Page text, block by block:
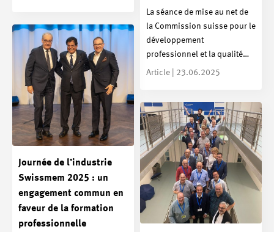
La séance de mise au net de
la Commission suisse pour le
développement
professionnel et la qualité…
Article | 23.06.2025
Journée de l’industrie
Swissmem 2025 : un
engagement commun en
faveur de la formation
professionnelle